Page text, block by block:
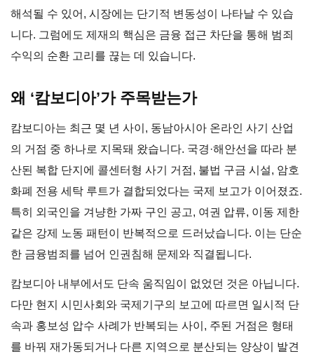
해석될 수 있어, 시장에는 단기적 변동성이 나타날 수 있습
니다. 그럼에도 제재의 핵심은 금융 접근 차단을 통해 범죄
수익의 순환 고리를 끊는 데 있습니다.
왜 ‘캄보디아’가 주목받는가
캄보디아는 최근 몇 년 사이, 동남아시아 온라인 사기 산업
의 거점 중 하나로 지목돼 왔습니다. 국경·해안선을 따라 분
산된 복합 단지에 콜센터형 사기 거점, 불법 구금 시설, 암호
화폐 전용 세탁 루트가 결합되었다는 국제 보고가 이어졌죠.
특히 외국인을 겨냥한 가짜 구인 공고, 여권 압류, 이동 제한
같은 강제 노동 패턴이 반복적으로 드러났습니다. 이는 단순
한 금융범죄를 넘어 인권침해 문제와 직결됩니다.
캄보디아 내부에서도 단속 움직임이 없었던 것은 아닙니다.
다만 현지 시민사회와 국제기구의 보고에 따르면 일시적 단
속과 홍보성 압수 사례가 반복되는 사이, 주된 거점은 형태
를 바꿔 재가동되거나 다른 지역으로 분산되는 양상이 발견